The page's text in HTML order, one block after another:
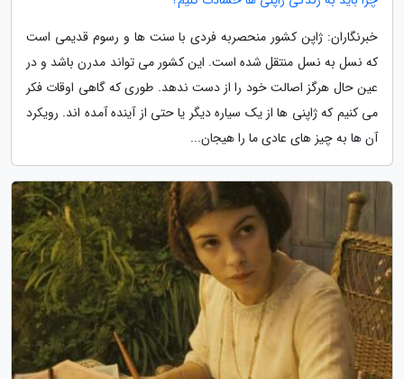
خبرنگاران: ژاپن کشور منحصربه فردی با سنت ها و رسوم قدیمی است
که نسل به نسل منتقل شده است. این کشور می تواند مدرن باشد و در
عین حال هرگز اصالت خود را از دست ندهد. طوری که گاهی اوقات فکر
می کنیم که ژاپنی ها از یک سیاره دیگر یا حتی از آینده آمده اند. رویکرد
آن ها به چیز های عادی ما را هیجان...